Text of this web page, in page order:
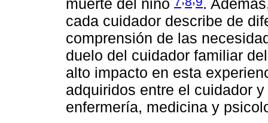
muerte del niño
.
cada cuidador describe de
comprensión de las
duelo del cuidador familiar
alto impacto en esta
adquiridos entre el cuidador
enfermería, medicina y